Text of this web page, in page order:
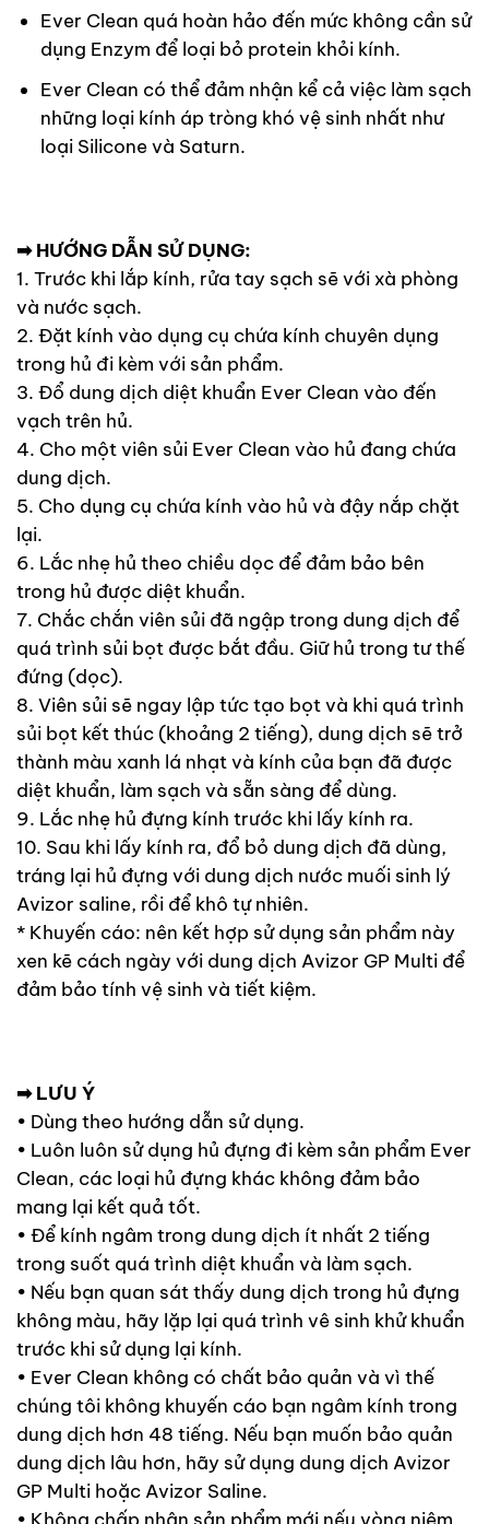
Ever Clean quá hoàn hảo đến mức không cần sử
dụng Enzym để loại bỏ protein khỏi kính.
Ever Clean có thể đảm nhận kể cả việc làm sạch
những loại kính áp tròng khó vệ sinh nhất như
loại Silicone và Saturn.
➡ HƯỚNG DẪN SỬ DỤNG:
1. Trước khi lắp kính, rửa tay sạch sẽ với xà phòng
và nước sạch.
2. Đặt kính vào dụng cụ chứa kính chuyên dụng
trong hủ đi kèm với sản phẩm.
3. Đổ dung dịch diệt khuẩn Ever Clean vào đến
vạch trên hủ.
4. Cho một viên sủi Ever Clean vào hủ đang chứa
dung dịch.
5. Cho dụng cụ chứa kính vào hủ và đậy nắp chặt
lại.
6. Lắc nhẹ hủ theo chiều dọc để đảm bảo bên
trong hủ được diệt khuẩn.
7. Chắc chắn viên sủi đã ngập trong dung dịch để
quá trình sủi bọt được bắt đầu. Giữ hủ trong tư thế
đứng (dọc).
8. Viên sủi sẽ ngay lập tức tạo bọt và khi quá trình
sủi bọt kết thúc (khoảng 2 tiếng), dung dịch sẽ trở
thành màu xanh lá nhạt và kính của bạn đã được
diệt khuẩn, làm sạch và sẵn sàng để dùng.
9. Lắc nhẹ hủ đựng kính trước khi lấy kính ra.
10. Sau khi lấy kính ra, đổ bỏ dung dịch đã dùng,
tráng lại hủ đựng với dung dịch nước muối sinh lý
Avizor saline, rồi để khô tự nhiên.
* Khuyến cáo: nên kết hợp sử dụng sản phẩm này
xen kẽ cách ngày với dung dịch Avizor GP Multi để
đảm bảo tính vệ sinh và tiết kiệm.
➡ LƯU Ý
• Dùng theo hướng dẫn sử dụng.
• Luôn luôn sử dụng hủ đựng đi kèm sản phẩm Ever
Clean, các loại hủ đựng khác không đảm bảo
mang lại kết quả tốt.
• Để kính ngâm trong dung dịch ít nhất 2 tiếng
trong suốt quá trình diệt khuẩn và làm sạch.
• Nếu bạn quan sát thấy dung dịch trong hủ đựng
không màu, hãy lặp lại quá trình vê sinh khử khuẩn
trước khi sử dụng lại kính.
• Ever Clean không có chất bảo quản và vì thế
chúng tôi không khuyến cáo bạn ngâm kính trong
dung dịch hơn 48 tiếng. Nếu bạn muốn bảo quản
dung dịch lâu hơn, hãy sử dụng dung dịch Avizor
GP Multi hoặc Avizor Saline.